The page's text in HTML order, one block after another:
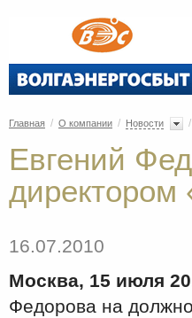
Главная / О компании / Новости /
Евгений
директором
16.07.2010
Москва, 15 июля
Федорова на